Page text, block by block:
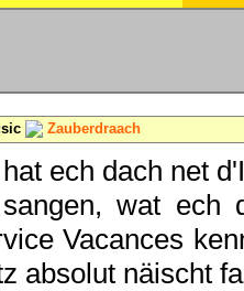
Zauberdraach
ech dach net
wat ech
Vacances
absolut näischt